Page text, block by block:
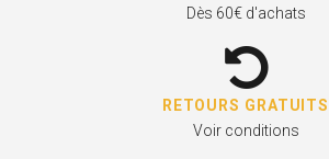
Dès 60€ d'achats
RETOURS GRATUITS
Voir conditions